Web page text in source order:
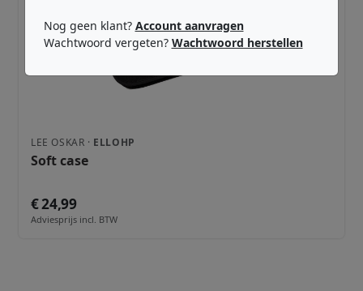
LEE OSKAR · ELLOHP
Soft case
€ 24,99
Adviesprijs incl. BTW
Nog geen klant? Account aanvragen
Wachtwoord vergeten? Wachtwoord herstellen